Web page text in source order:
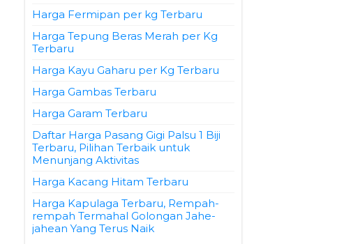
Harga Fermipan per kg Terbaru
Harga Tepung Beras Merah per Kg
Terbaru
Harga Kayu Gaharu per Kg Terbaru
Harga Gambas Terbaru
Harga Garam Terbaru
Daftar Harga Pasang Gigi Palsu 1 Biji
Terbaru, Pilihan Terbaik untuk
Menunjang Aktivitas
Harga Kacang Hitam Terbaru
Harga Kapulaga Terbaru, Rempah-
rempah Termahal Golongan Jahe-
jahean Yang Terus Naik